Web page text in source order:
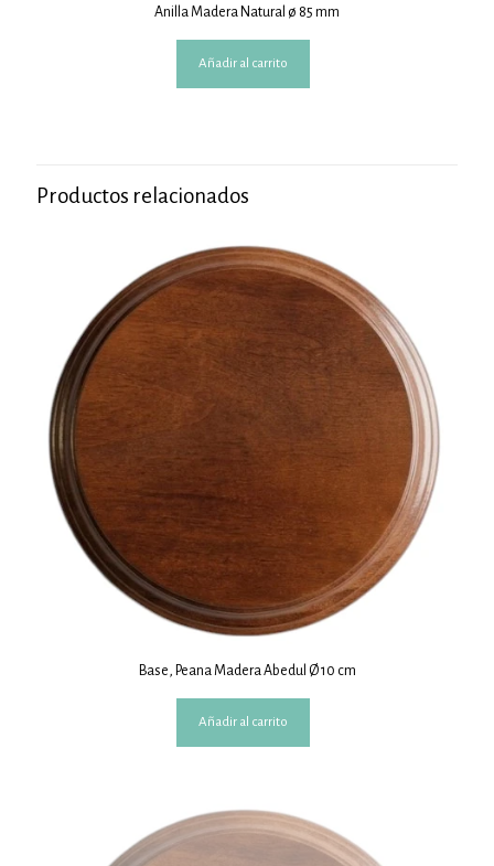
Anilla Madera Natural ø 85 mm
Añadir al carrito
Productos relacionados
Base, Peana Madera Abedul Ø 10 cm
Añadir al carrito